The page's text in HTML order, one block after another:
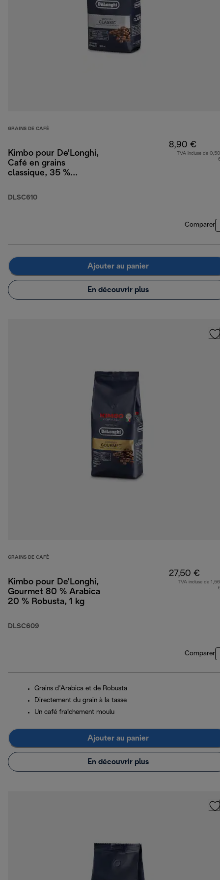
GRAINS DE CAFÈ
Kimbo pour De’Longhi,
Café en grains
classique, 35 %
250 g
DLSC610
8,90 €
TVA incluse de
Comparer
Ajouter au panier
En découvrir plus
GRAINS DE CAFÈ
Kimbo pour De’Longhi,
Gourmet 80 % Arabica
20 % Robusta, 1 kg
DLSC609
27,50 €
TVA incluse de
Comparer
Grains d’Arabica et de Robusta
Directement du grain à la tasse
Un café fraîchement moulu
Ajouter au panier
En découvrir plus